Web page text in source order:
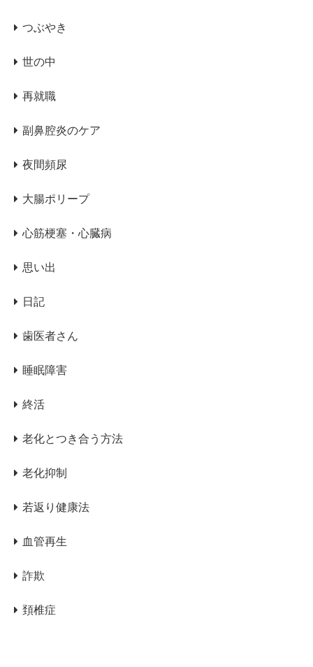
つぶやき
世の中
再就職
副鼻腔炎のケア
夜間頻尿
大腸ポリープ
心筋梗塞・心臓病
思い出
日記
歯医者さん
睡眠障害
終活
老化とつき合う方法
老化抑制
若返り健康法
血管再生
詐欺
頚椎症